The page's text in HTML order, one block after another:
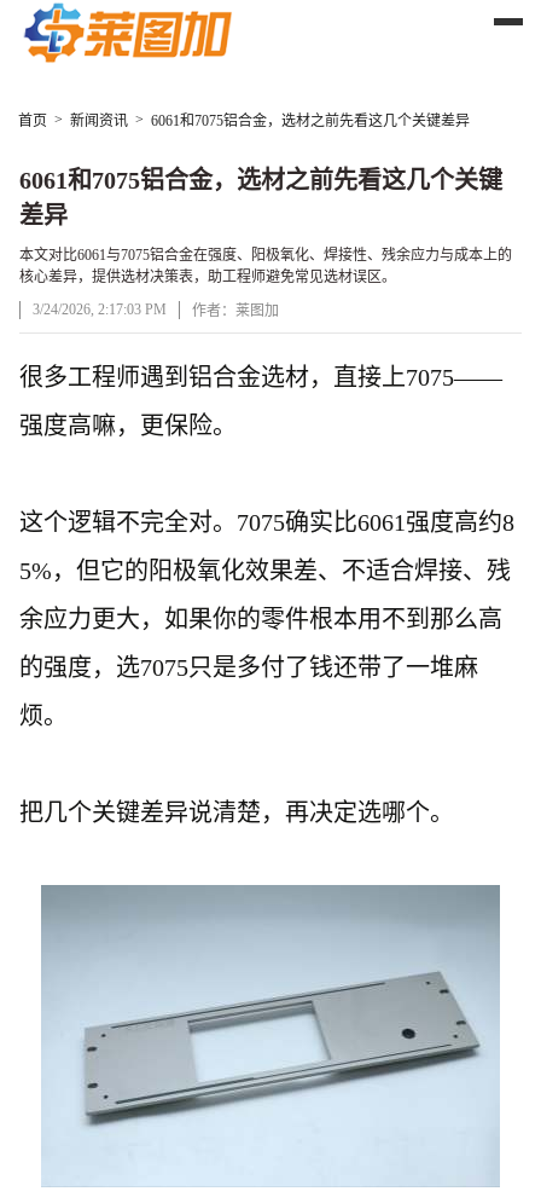
首页 > 新闻资讯 > 6061和7075铝合金，选材之前先看这几个关键差异
6061和7075铝合金，选材之前先看这几个关键
差异
本文对比6061与7075铝合金在强度、阳极氧化、焊接性、残余应力与成本上的
核心差异，提供选材决策表，助工程师避免常见选材误区。
3/24/2026, 2:17:03 PM
作者：莱图加
文章正文
很多工程师遇到铝合金选材，直接上7075——
强度高嘛，更保险。
这个逻辑不完全对。 7075确实比6061强度高约8
5%，但它的阳极氧化效果差、不适合焊接、残
余应力更大，如果你的零件根本用不到那么高
的强度，选7075只是多付了钱还带了一堆麻
烦。
把几个关键差异说清楚，再决定选哪个。